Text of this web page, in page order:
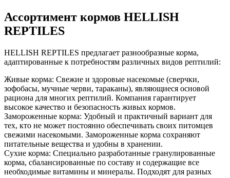
Ассортимент кормов HELLISH
REPTILES
HELLISH REPTILES предлагает разнообразные корма,
адаптированные к потребностям различных видов рептилий:
Живые корма: Свежие и здоровые насекомые (сверчки,
зофобасы, мучные черви, тараканы), являющиеся основой
рациона для многих рептилий. Компания гарантирует
высокое качество и безопасность живых кормов.
Замороженные корма: Удобный и практичный вариант для
тех, кто не может постоянно обеспечивать своих питомцев
свежими насекомыми. Замороженные корма сохраняют
питательные вещества и удобны в хранении.
Сухие корма: Специально разработанные гранулированные
корма, сбалансированные по составу и содержащие все
необходимые витамины и минералы. Подходят для разных